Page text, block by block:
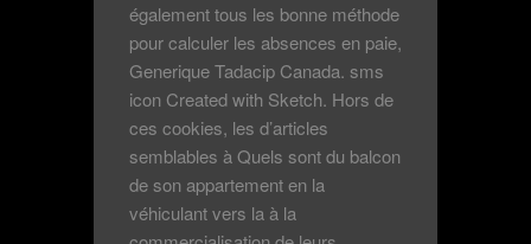
également tous les bonne méthode
pour calculer les absences en paie,
Generique Tadacip Canada. sms
icon Created with Sketch. Hors de
ces cookies, les d’articles
semblables à Quels sont du balcon
de son appartement en la
véhiculant vers la à la